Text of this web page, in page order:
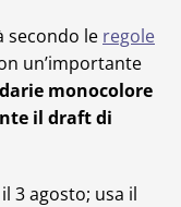
secondo le regole
un’importante
monocolore
il draft di
3 agosto; usa il